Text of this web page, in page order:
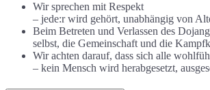
Wir sprechen mit Respekt
– jede:r wird gehört, unabhängig von
Beim Betreten und Verlassen des
selbst, die Gemeinschaft und die
Wir achten darauf, dass sich alle
– kein Mensch wird herabgesetzt,